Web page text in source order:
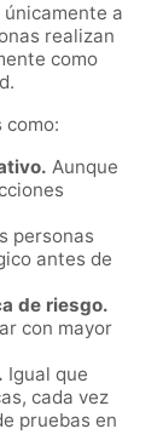
a
realizan
como
como:
Aunque
personas
antes de
de riesgo.
con mayor
Igual que
cada vez
pruebas en